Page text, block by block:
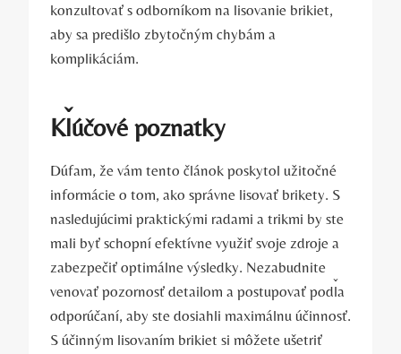
konzultovať ‌s ⁢odborníkom na lisovanie brikiet,
aby sa predišlo​ zbytočným chybám a
komplikáciám.
Kľúčové poznatky
Dúfam, že vám tento článok poskytol užitočné
informácie o tom, ako správne lisovať brikety. S
nasledujúcimi praktickými radami a trikmi by ste
mali byť schopní efektívne využiť ⁢svoje zdroje ‌a
⁣zabezpečiť optimálne výsledky. Nezabudnite
venovať‍ pozornosť detailom a⁢ postupovať podľa
odporúčaní, aby⁢ ste dosiahli maximálnu​ účinnosť.
‍S účinným lisovaním brikiet si môžete ⁢ušetriť